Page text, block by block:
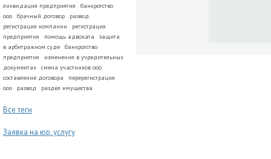
ликвидация предприятия
банкротство
ооо
брачный договор
развод.
регистрация компании
регистрация
предприятия
помощь адвоката
защита
в арбитражном суде
банкротство
предприятия
изменения в учредительных
документах
смена участников ооо
составление договора
перерегистрация
ооо
развод раздел имущества
Все теги
Заявка на юр. услугу